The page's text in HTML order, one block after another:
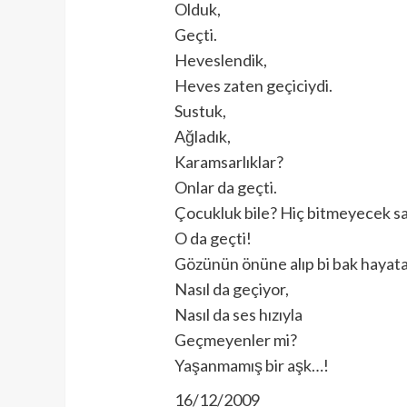
Olduk,
Geçti.
Heveslendik,
Heves zaten geçiciydi.
Sustuk,
Ağladık,
Karamsarlıklar?
Onlar da geçti.
Çocukluk bile? Hiç bitmeyecek
O da geçti!
Gözünün önüne alıp bi bak
Nasıl da geçiyor,
Nasıl da ses hızıyla
Geçmeyenler mi?
Yaşanmamış bir aşk…!
16/12/2009